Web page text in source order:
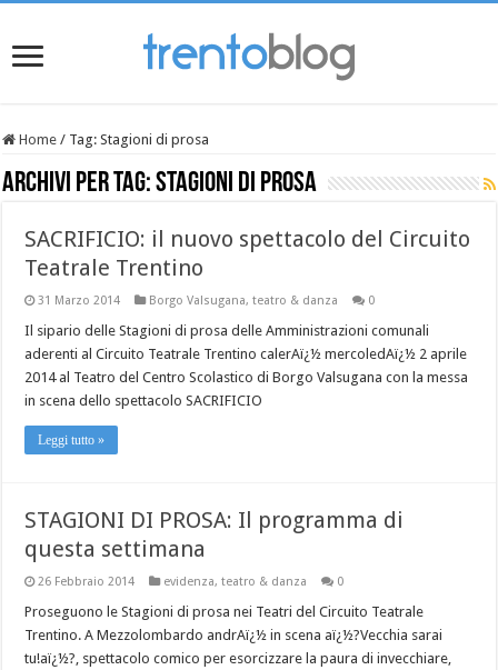
Home / Tag:Stagioni di prosa
Archivi per tag:Stagioni di prosa
SACRIFICIO: il nuovo spettacolo del Circuito
Teatrale Trentino
31 Marzo 2014 Borgo Valsugana,teatro & danza 0
Il sipario delle Stagioni di prosa delle Amministrazioni comunali
aderenti al Circuito Teatrale Trentino calerAï¿½ mercoledAï¿½ 2 aprile
2014 al Teatro del Centro Scolastico di Borgo Valsugana con la messa
in scena dello spettacolo SACRIFICIO
Leggi tutto »
STAGIONI DI PROSA: Il programma di
questa settimana
26 Febbraio 2014 evidenza,teatro & danza 0
Proseguono le Stagioni di prosa nei Teatri del Circuito Teatrale
Trentino. A Mezzolombardo andrAï¿½ in scena aï¿½?Vecchia sarai
tu!aï¿½?, spettacolo comico per esorcizzare la paura di invecchiare,